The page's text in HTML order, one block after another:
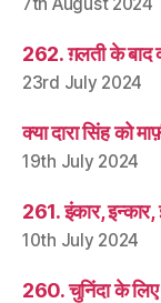
262. ग़लती के बाद
23rd July 2024
क्या दारा सिंह को
19th July 2024
261. इंकार,
10th July 2024
260. चुनिंदा के लिए